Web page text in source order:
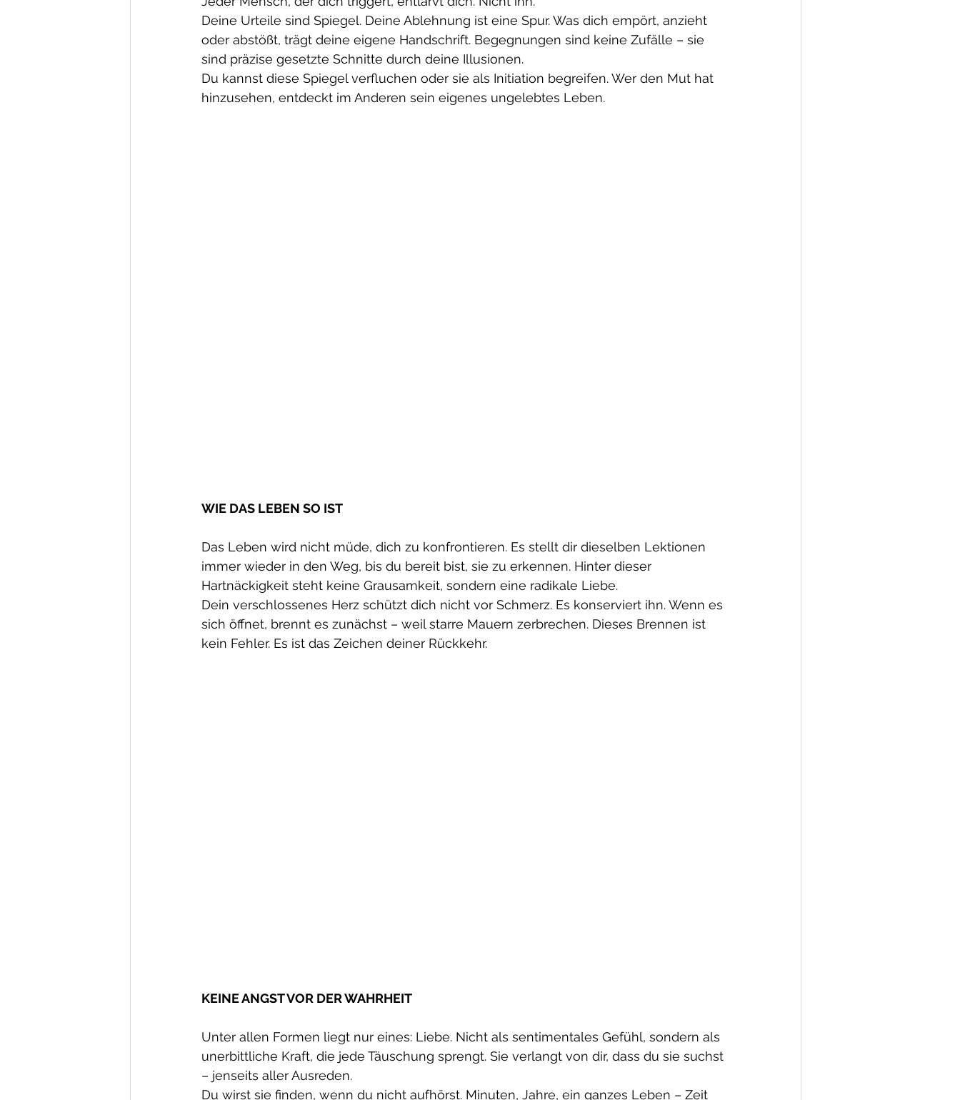
Deine Urteile sind Spiegel. Deine Ablehnung ist eine Spur. Was dich empört, anzieht
oder abstößt, trägt deine eigene Handschrift. Begegnungen sind keine Zufälle – sie
sind präzise gesetzte Schnitte durch deine Illusionen.
Du kannst diese Spiegel verfluchen oder sie als Initiation begreifen. Wer den Mut hat
hinzusehen, entdeckt im Anderen sein eigenes ungelebtes Leben.
WIE DAS LEBEN SO IST
Das Leben wird nicht müde, dich zu konfrontieren. Es stellt dir dieselben Lektionen
immer wieder in den Weg, bis du bereit bist, sie zu erkennen. Hinter dieser
Hartnäckigkeit steht keine Grausamkeit, sondern eine radikale Liebe.
Dein verschlossenes Herz schützt dich nicht vor Schmerz. Es konserviert ihn. Wenn es
sich öffnet, brennt es zunächst – weil starre Mauern zerbrechen. Dieses Brennen ist
kein Fehler. Es ist das Zeichen deiner Rückkehr.
KEINE ANGST VOR DER WAHRHEIT
Unter allen Formen liegt nur eines: Liebe. Nicht als sentimentales Gefühl, sondern als
unerbittliche Kraft, die jede Täuschung sprengt. Sie verlangt von dir, dass du sie suchst
– jenseits aller Ausreden.
Du wirst sie finden, wenn du nicht aufhörst. Minuten, Jahre, ein ganzes Leben – Zeit